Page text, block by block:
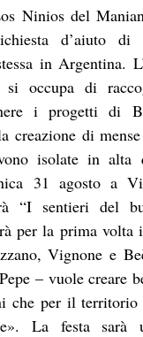
Ninios del
d’aiuto di
in Argentina.
si occupa di
i progetti di
creazione di
isolate in alta
31 agosto a
“I sentieri del
per la prima volta
Vignone e
– vuole creare
che per il
La festa sarà